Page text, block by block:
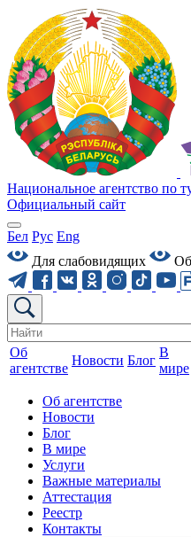
Национальное агентство по
Официальный сайт
Бел Рус Eng
Для слабовидящих
Об
агентстве
Новости Блог
В
мире
Об агентстве
Новости
Блог
В мире
Услуги
Важные материалы
Аттестация
Реестр
Контакты